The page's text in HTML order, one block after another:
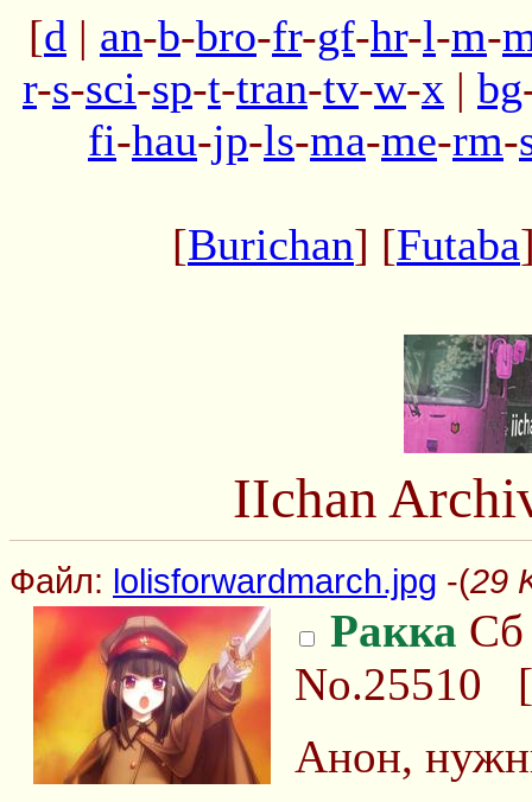
[d | an-b-bro-fr-gf-hr-l-m-
r-s-sci-sp-t-tran-tv-w-x | bg
fi-hau-jp-ls-ma-me-rm-
[Burichan] [Futaba
IIchan
Файл: lolisforwardmarch.jpg -(29
Ракка Сб
No.25510 [
Анон,